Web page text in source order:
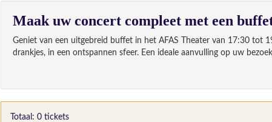
Maak uw concert compleet met een
Geniet van een uitgebreid buffet in het AFAS Theater van 17:30 tot
drankjes, in een ontspannen sfeer. Een ideale aanvulling op uw
Totaal: 0 tickets